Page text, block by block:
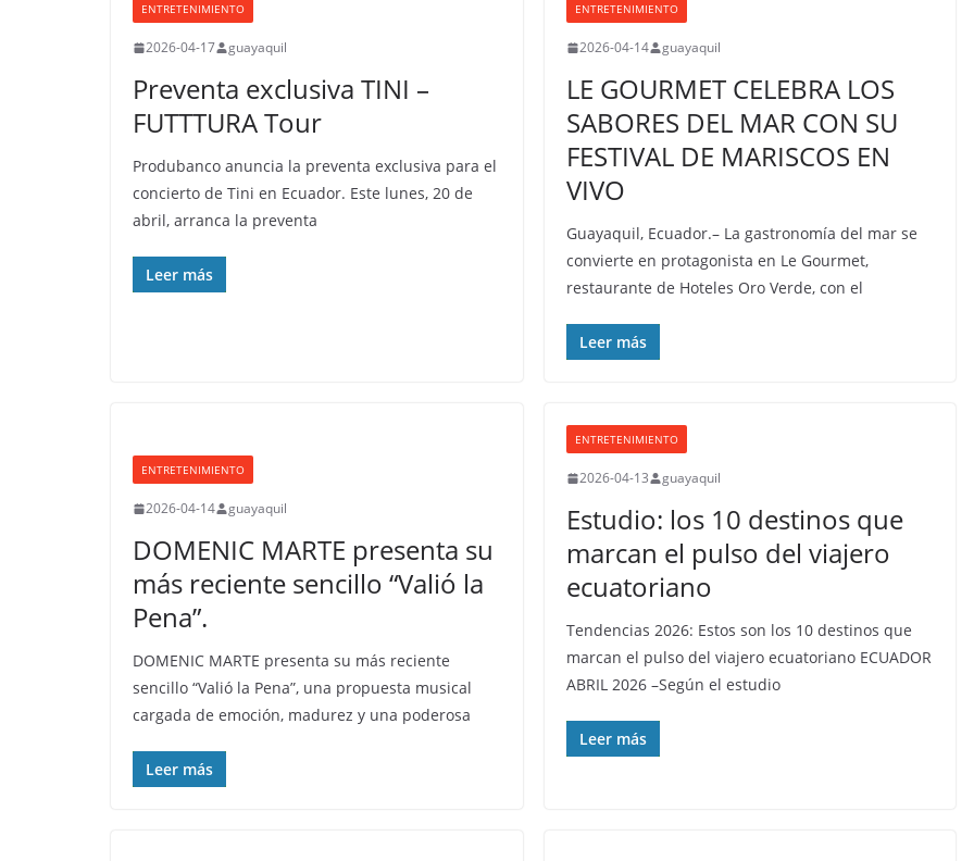
ENTRETENIMIENTO
2026-04-17 guayaquil
Preventa exclusiva TINI –
FUTTTURA Tour
Produbanco anuncia la preventa exclusiva para el
concierto de Tini en Ecuador. Este lunes, 20 de
abril, arranca la preventa
Leer más
ENTRETENIMIENTO
2026-04-14 guayaquil
LE GOURMET CELEBRA LOS
SABORES DEL MAR CON SU
FESTIVAL DE MARISCOS EN
VIVO
Guayaquil, Ecuador.– La gastronomía del mar se
convierte en protagonista en Le Gourmet,
restaurante de Hoteles Oro Verde, con el
Leer más
ENTRETENIMIENTO
2026-04-14 guayaquil
DOMENIC MARTE presenta su
más reciente sencillo “Valió la
Pena”.
DOMENIC MARTE presenta su más reciente
sencillo “Valió la Pena”, una propuesta musical
cargada de emoción, madurez y una poderosa
Leer más
ENTRETENIMIENTO
2026-04-13 guayaquil
Estudio: los 10 destinos que
marcan el pulso del viajero
ecuatoriano
Tendencias 2026: Estos son los 10 destinos que
marcan el pulso del viajero ecuatoriano ECUADOR
ABRIL 2026 –Según el estudio
Leer más